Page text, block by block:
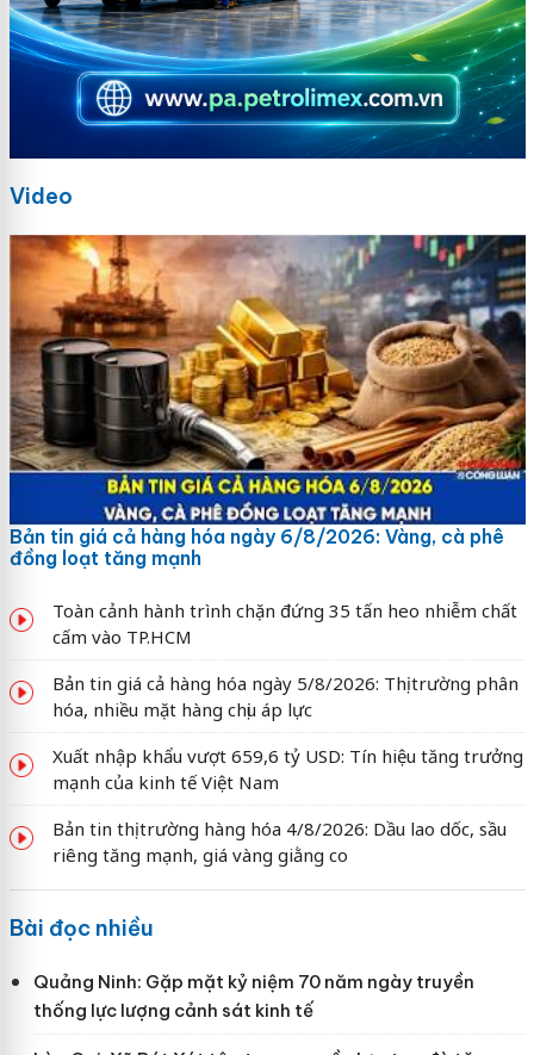
Video
Bản tin giá cả hàng hóa ngày 6/8/2026: Vàng, cà phê
đồng loạt tăng mạnh
Toàn cảnh hành trình chặn đứng 35 tấn heo nhiễm chất
cấm vào TP.HCM
Bản tin giá cả hàng hóa ngày 5/8/2026: Thị trường phân
hóa, nhiều mặt hàng chịu áp lực
Xuất nhập khẩu vượt 659,6 tỷ USD: Tín hiệu tăng trưởng
mạnh của kinh tế Việt Nam
Bản tin thị trường hàng hóa 4/8/2026: Dầu lao dốc, sầu
riêng tăng mạnh, giá vàng giằng co
Bài đọc nhiều
Quảng Ninh: Gặp mặt kỷ niệm 70 năm ngày truyền
thống lực lượng cảnh sát kinh tế